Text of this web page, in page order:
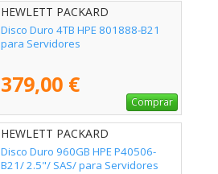
HEWLETT PACKARD
ENTERPRISE - 801888-B21
Disco Duro 4TB HPE 801888-B21
para Servidores
379,00 €
Comprar
HEWLETT PACKARD
ENTERPRISE - P40506-B21
Disco Duro 960GB HPE P40506-
B21/ 2.5"/ SAS/ para Servidores